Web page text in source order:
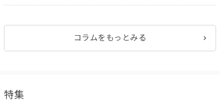
コラムをもっとみる
特集